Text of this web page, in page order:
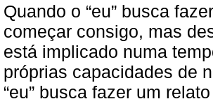
Quando o “eu” busca
começar consigo, mas
está implicado numa
próprias capacidades de
“eu” busca fazer um